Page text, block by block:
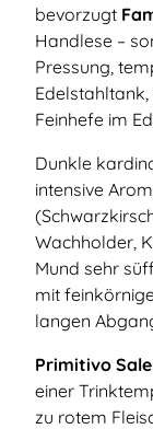
bevorzugt
Handlese –
Pressung,
Feinhefe im
Dunkle
intensive
Wachholder,
Mund sehr
mit
langen
Primitivo
einer
zu rotem